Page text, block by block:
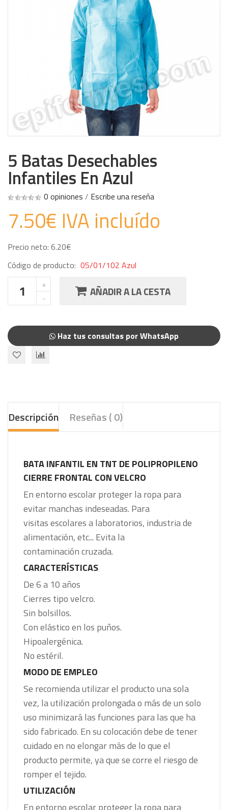
5 Batas Desechables
Infantiles En Azul
0 opiniones / Escribe una reseña
7.50€ IVA incluído
Precio neto: 6.20€
Código de producto: 05/01/102 Azul
AÑADIR A LA CESTA
Haz tus consultas por WhatsApp
Descripción Reseñas ( 0)
BATA INFANTIL EN TNT DE POLIPROPILENO
CIERRE FRONTAL CON VELCRO
En entorno escolar proteger la ropa para
evitar manchas indeseadas. Para
visitas escolares a laboratorios, industria de
alimentación, etc... Evita la
contaminación cruzada.
CARACTERÍSTICAS
De 6 a 10 años
Cierres tipo velcro.
Sin bolsillos.
Con elástico en los puños.
Hipoalergénica.
No estéril.
MODO DE EMPLEO
Se recomienda utilizar el producto una sola
vez, la utilización prolongada o más de un solo
uso minimizará las funciones para las que ha
sido fabricado. En su colocación debe de tener
cuidado en no elongar más de lo que el
producto permite, ya que se corre el riesgo de
romper el tejido.
UTILIZACIÓN
En entorno escolar proteger la ropa para